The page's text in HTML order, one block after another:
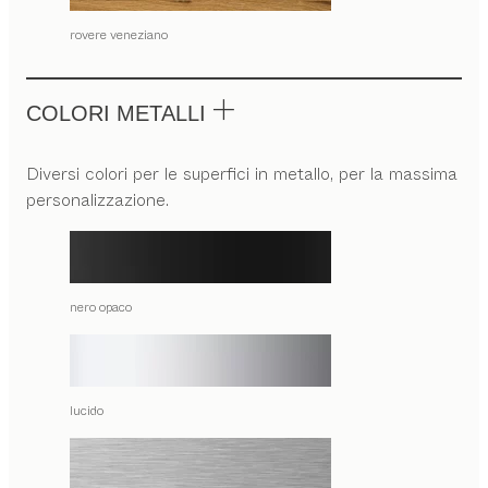
rovere veneziano
COLORI METALLI
Diversi colori per le superfici in metallo, per la massima
personalizzazione.
nero opaco
lucido